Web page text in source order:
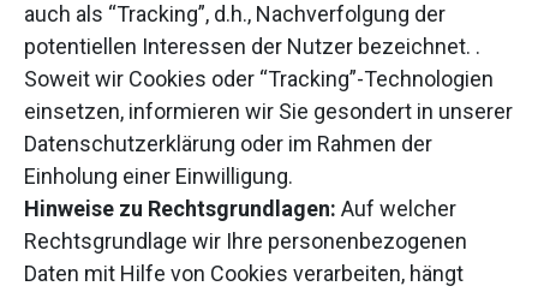
auch als “Tracking”, d.h., Nachverfolgung der
potentiellen Interessen der Nutzer bezeichnet. .
Soweit wir Cookies oder “Tracking”-Technologien
einsetzen, informieren wir Sie gesondert in unserer
Datenschutzerklärung oder im Rahmen der
Einholung einer Einwilligung.
Hinweise zu Rechtsgrundlagen: Auf welcher
Rechtsgrundlage wir Ihre personenbezogenen
Daten mit Hilfe von Cookies verarbeiten, hängt